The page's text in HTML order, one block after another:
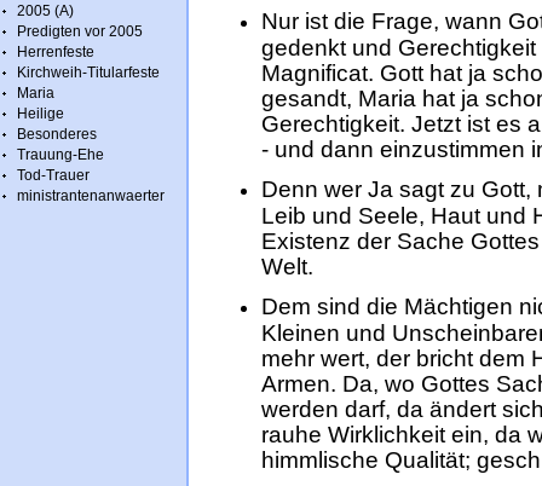
2005 (A)
Predigten vor 2005
Herrenfeste
Kirchweih-Titularfeste
Maria
Heilige
Besonderes
Trauung-Ehe
Tod-Trauer
ministrantenanwaerter
Nur ist die Frage, wann
gedenkt und
Magnificat. Gott hat ja
gesandt, Maria hat ja
Gerechtigkeit. Jetzt ist es
- und dann einzustimmen
Denn wer Ja sagt zu Gott,
Leib und Seele, Haut und
Existenz der Sache
Welt.
Dem sind die Mächtigen
Kleinen und
mehr wert, der bricht dem
Armen. Da, wo Gottes
werden darf, da ändert
rauhe Wirklichkeit ein, da
himmlische Qualität;